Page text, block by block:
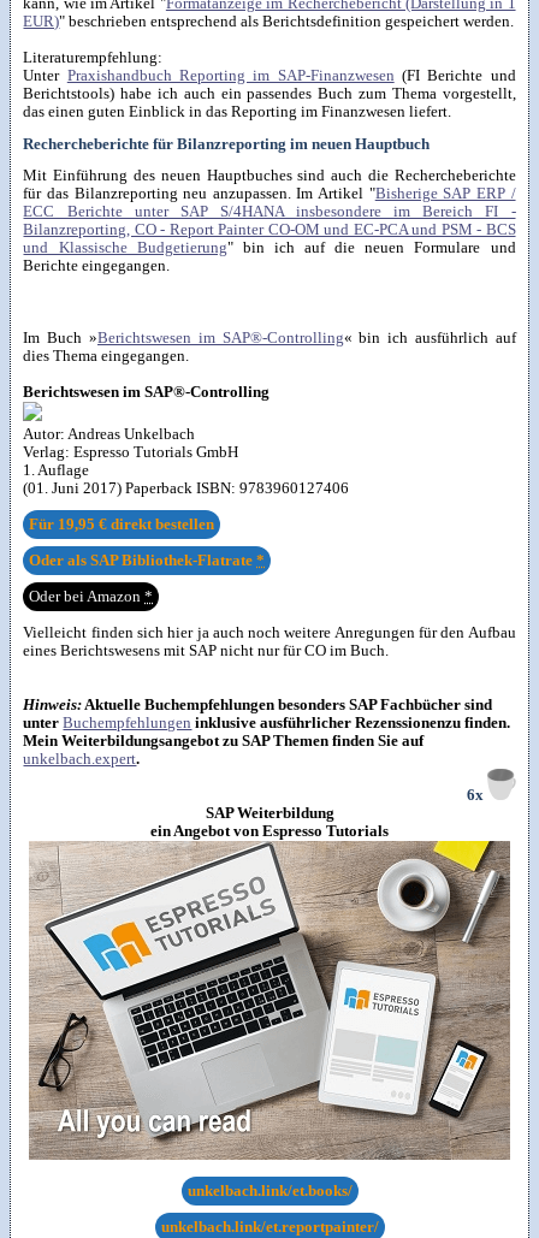
kann, wie im Artikel "Formatanzeige im Recherchebericht (Darstellung in 1
EUR)" beschrieben entsprechend als Berichtsdefinition gespeichert werden.
Literaturempfehlung:
Unter Praxishandbuch Reporting im SAP-Finanzwesen (FI Berichte und
Berichtstools) habe ich auch ein passendes Buch zum Thema vorgestellt,
das einen guten Einblick in das Reporting im Finanzwesen liefert.
Rechercheberichte für Bilanzreporting im neuen Hauptbuch
Mit Einführung des neuen Hauptbuches sind auch die Rechercheberichte
für das Bilanzreporting neu anzupassen. Im Artikel "Bisherige SAP ERP /
ECC Berichte unter SAP S/4HANA insbesondere im Bereich FI -
Bilanzreporting, CO - Report Painter CO-OM und EC-PCA und PSM - BCS
und Klassische Budgetierung" bin ich auf die neuen Formulare und
Berichte eingegangen.
Im Buch »Berichtswesen im SAP®-Controlling« bin ich ausführlich auf
dies Thema eingegangen.
Berichtswesen im SAP®-Controlling
Autor:Andreas Unkelbach
Verlag:Espresso Tutorials GmbH
1. Auflage
(01. Juni 2017) Paperback ISBN:9783960127406
Für 19,95 € direkt bestellen
Oder als SAP Bibliothek-Flatrate*
Oder bei Amazon*
Vielleicht finden sich hier ja auch noch weitere Anregungen für den Aufbau
eines Berichtswesens mit SAP nicht nur für CO im Buch.
Hinweis:Aktuelle Buchempfehlungen besonders SAP Fachbücher sind
unterBuchempfehlungen inklusive ausführlicher Rezenssionenzu finden.
Mein Weiterbildungsangebot zu SAP Themen finden Sie auf
unkelbach.expert.
6x
SAP Weiterbildung
ein Angebot von Espresso Tutorials
unkelbach.link/et.books/
unkelbach.link/et.reportpainter/